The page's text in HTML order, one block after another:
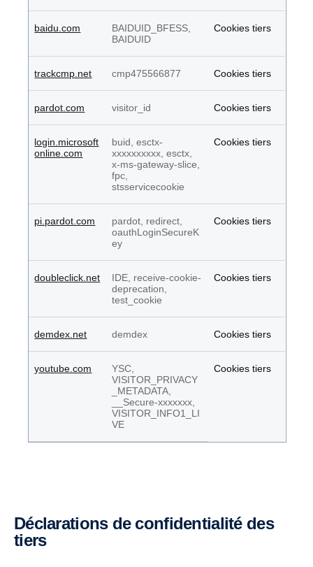
baidu.com
BAIDUID_BFESS,
BAIDUID
Cookies tiers
trackcmp.net cmp475566877 Cookies tiers
pardot.com visitor_id Cookies tiers
login.microsoft
online.com
buid, esctx-
xxxxxxxxxx, esctx,
x-ms-gateway-slice,
fpc,
stsservicecookie
Cookies tiers
pi.pardot.com
pardot, redirect,
oauthLoginSecureK
ey
Cookies tiers
doubleclick.net
IDE, receive-cookie-
deprecation,
test_cookie
Cookies tiers
demdex.net demdex Cookies tiers
youtube.com
YSC,
VISITOR_PRIVACY
_METADATA,
__Secure-xxxxxxx,
VISITOR_INFO1_LI
VE
Cookies tiers
Déclarations de confidentialité des
tiers